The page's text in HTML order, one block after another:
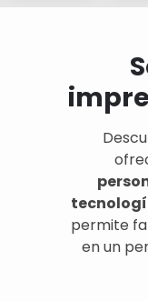
permite
en un